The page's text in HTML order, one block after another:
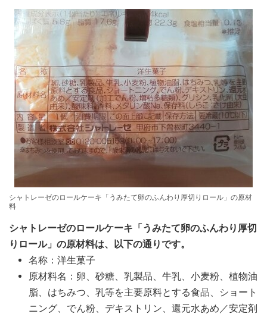
シャトレーゼのロールケーキ「うみたて卵のふんわり厚切りロール」の原材
料
シャトレーゼのロールケーキ「うみたて卵のふんわり厚切
りロール」の原材料は、以下の通りです。
名称：洋生菓子
原材料名：卵、砂糖、乳製品、牛乳、小麦粉、植物油
脂、はちみつ、乳等を主要原料とする食品、ショート
ニング、でん粉、デキストリン、還元水あめ／安定剤